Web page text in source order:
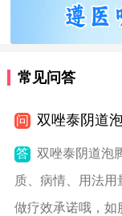
常见问答
问 双唑泰阴道
答
双唑泰阴道泡
质、病情、用法
做疗效承诺哦，如